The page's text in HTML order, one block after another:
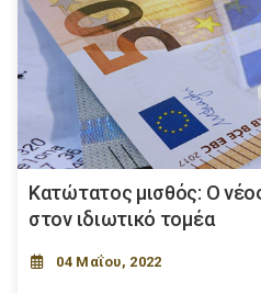
Κατώτατος μισθός: Ο
στον ιδιωτικό τομέα
04 Μαΐου, 2022